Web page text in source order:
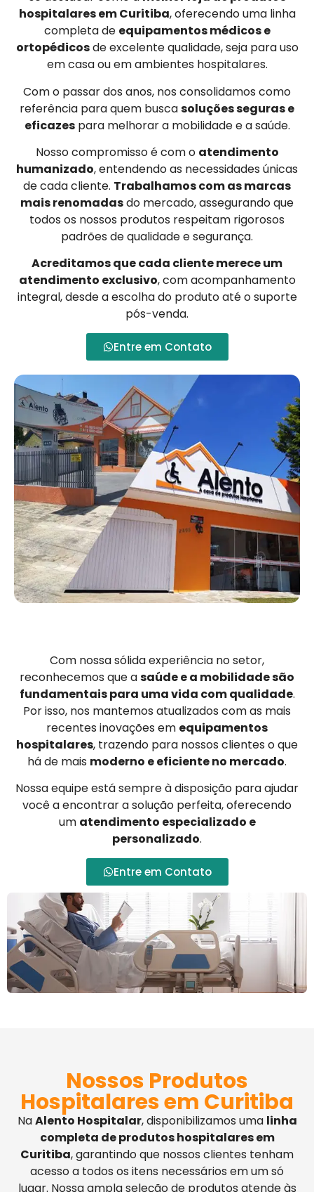
hospitalares em Curitiba, oferecendo uma linha
completa de equipamentos médicos e
ortopédicosde excelente qualidade, seja para uso
em casa ou em ambientes hospitalares.
Com o passar dos anos, nos consolidamos como
referência para quem buscasoluções seguras e
eficazespara melhorar a mobilidade e a saúde.
Nosso compromisso é com o atendimento
humanizado, entendendo as necessidades únicas
de cada cliente. Trabalhamos com as marcas
mais renomadasdo mercado, assegurando que
todos os nossos produtos respeitam rigorosos
padrões de qualidade e segurança.
Acreditamos que cada cliente merece um
atendimento exclusivo, com acompanhamento
integral, desde a escolha do produto até o suporte
pós-venda.
Entre em Contato
Com nossa sólida experiência no setor,
reconhecemos que asaúde e a mobilidade são
fundamentais para uma vida com qualidade.
Por isso, nos mantemos atualizados com as mais
recentes inovações em equipamentos
hospitalares, trazendo para nossos clientes o que
há de mais moderno e eficiente no mercado.
Nossa equipe está sempre à disposição para ajudar
você a encontrar a solução perfeita, oferecendo
um atendimento especializado e
personalizado.
Entre em Contato
Nossos Produtos
Hospitalares em Curitiba
NaAlento Hospitalar, disponibilizamos uma linha
completa de produtos hospitalares em
Curitiba, garantindo que nossos clientes tenham
acesso a todos os itens necessários em um só
lugar. Nossa ampla seleção de produtos atende às